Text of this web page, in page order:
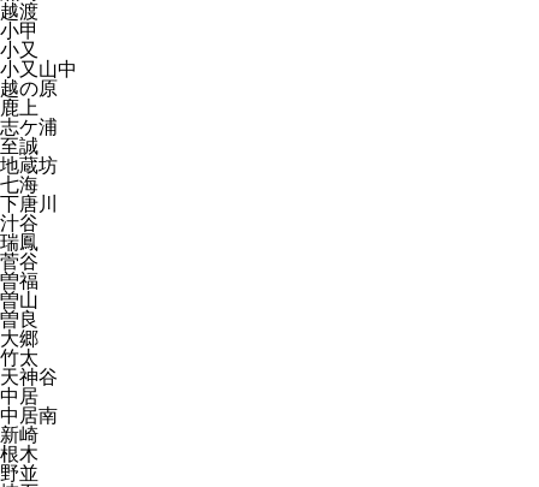
越渡
小甲
小又
小又山中
越の原
鹿上
志ケ浦
至誠
地蔵坊
七海
下唐川
汁谷
瑞鳳
菅谷
曽福
曽山
曽良
大郷
竹太
天神谷
中居
中居南
新崎
根木
野並